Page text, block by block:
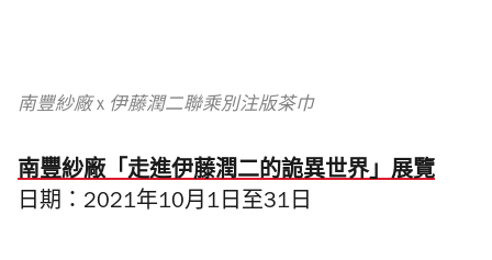
南豐紗廠 x 伊藤潤二聯乘別注版茶巾
南豐紗廠「走進伊藤潤二的詭異世界」展覽
日期：2021年10月1日至31日